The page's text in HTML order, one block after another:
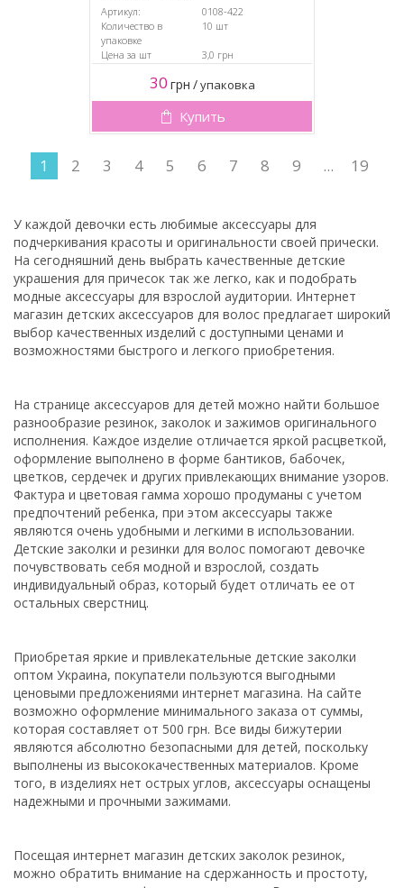
Артикул:
0108-422
Количество в
упаковке
10 шт
Цена за шт 3,0 грн
30 грн /упаковка
Купить
1 2 3 4 5 6 7 8 9 ... 19
У каждой девочки есть любимые аксессуары для
подчеркивания красоты и оригинальности своей прически.
На сегодняшний день выбрать качественные детские
украшения для причесок так же легко, как и подобрать
модные аксессуары для взрослой аудитории. Интернет
магазин детских аксессуаров для волос предлагает широкий
выбор качественных изделий с доступными ценами и
возможностями быстрого и легкого приобретения.
На странице аксессуаров для детей можно найти большое
разнообразие резинок, заколок и зажимов оригинального
исполнения. Каждое изделие отличается яркой расцветкой,
оформление выполнено в форме бантиков, бабочек,
цветков, сердечек и других привлекающих внимание узоров.
Фактура и цветовая гамма хорошо продуманы с учетом
предпочтений ребенка, при этом аксессуары также
являются очень удобными и легкими в использовании.
Детские заколки и резинки для волос помогают девочке
почувствовать себя модной и взрослой, создать
индивидуальный образ, который будет отличать ее от
остальных сверстниц.
Приобретая яркие и привлекательные детские заколки
оптом Украина, покупатели пользуются выгодными
ценовыми предложениями интернет магазина. На сайте
возможно оформление минимального заказа от суммы,
которая составляет от 500 грн. Все виды бижутерии
являются абсолютно безопасными для детей, поскольку
выполнены из высококачественных материалов. Кроме
того, в изделиях нет острых углов, аксессуары оснащены
надежными и прочными зажимами.
Посещая интернет магазин детских заколок резинок,
можно обратить внимание на сдержанность и простоту,